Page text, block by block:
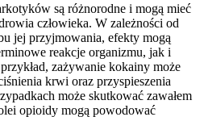
są różnorodne i mogą mieć
człowieka. W zależności od
jej przyjmowania, efekty mogą
reakcje organizmu, jak i
zażywanie kokainy może
krwi oraz przyspieszenia
może skutkować zawałem
opioidy mogą powodować